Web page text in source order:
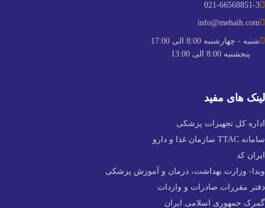
021-66568851-3
info@mehaih.com
شنبه - چهارشنبه 8:00 الی 17:00
پنجشنبه 8:00 الی 13:00
لینک های مفید
اداره کل تجهیزات پزشکی
سامانه TTAC سازمان غذا و دارو
ایران کد
وبدا- وزارت بهداشت، درمان و آموزش پزشکی
دفتر مقررات صادرات و واردات
گمرک جمهوری اسلامی ایران